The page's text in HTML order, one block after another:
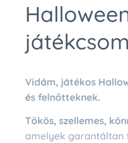
Vidám, játékos
és felnőtteknek.
Tökös, szellemes,
amelyek garantáltan